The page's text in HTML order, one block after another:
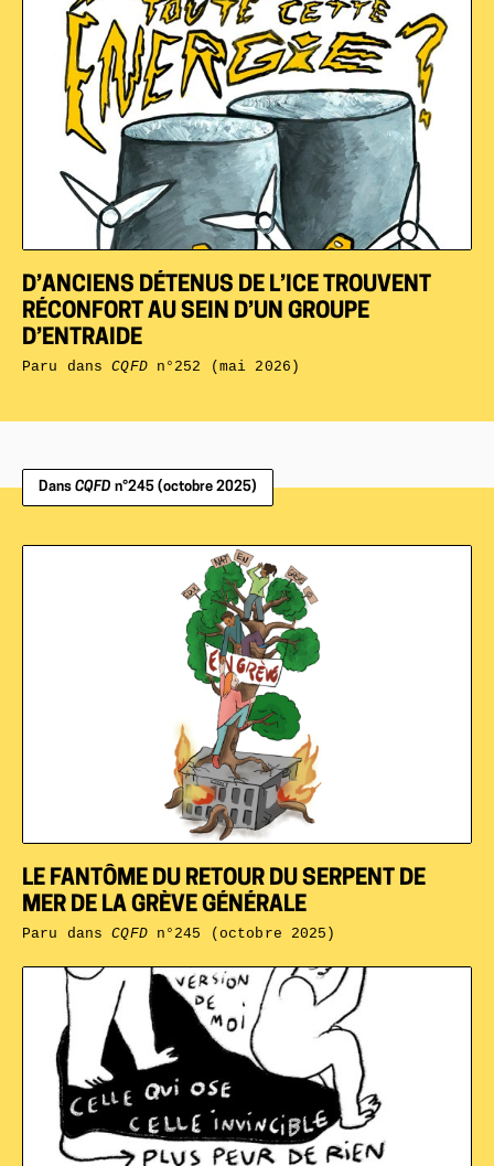
D’ANCIENS DÉTENUS DE L’ICE TROUVENT
RÉCONFORT AU SEIN D’UN GROUPE
D’ENTRAIDE
Paru dansCQFDn°252 (mai 2026)
Dans CQFD n°245 (octobre 2025)
LE FANTÔME DU RETOUR DU SERPENT DE
MER DE LA GRÈVE GÉNÉRALE
Paru dansCQFDn°245 (octobre 2025)